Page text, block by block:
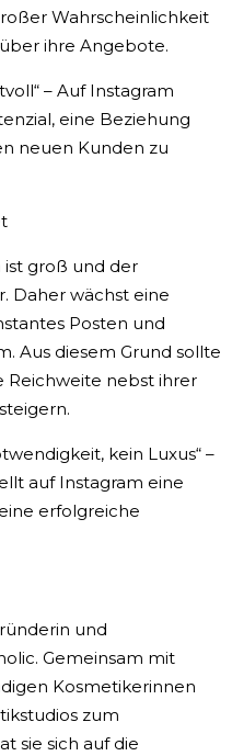
Wahrscheinlichkeit
ihre Angebote.
– Auf Instagram
eine Beziehung
neuen Kunden zu
ist groß und der
Daher wächst eine
Posten und
Aus diesem Grund sollte
Reichweite nebst ihrer
kein Luxus“ –
auf Instagram eine
erfolgreiche
und
Gemeinsam mit
Kosmetikerinnen
zum
sie sich auf die